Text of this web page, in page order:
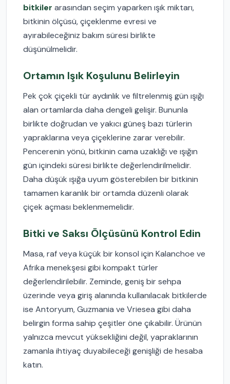
bitkiler arasından seçim yaparken ışık miktarı,
bitkinin ölçüsü, çiçeklenme evresi ve
ayırabileceğiniz bakım süresi birlikte
düşünülmelidir.
Ortamın Işık Koşulunu Belirleyin
Pek çok çiçekli tür aydınlık ve filtrelenmiş gün ışığı
alan ortamlarda daha dengeli gelişir. Bununla
birlikte doğrudan ve yakıcı güneş bazı türlerin
yapraklarına veya çiçeklerine zarar verebilir.
Pencerenin yönü, bitkinin cama uzaklığı ve ışığın
gün içindeki süresi birlikte değerlendirilmelidir.
Daha düşük ışığa uyum gösterebilen bir bitkinin
tamamen karanlık bir ortamda düzenli olarak
çiçek açması beklenmemelidir.
Bitki ve Saksı Ölçüsünü Kontrol Edin
Masa, raf veya küçük bir konsol için Kalanchoe ve
Afrika menekşesi gibi kompakt türler
değerlendirilebilir. Zeminde, geniş bir sehpa
üzerinde veya giriş alanında kullanılacak bitkilerde
ise Antoryum, Guzmania ve Vriesea gibi daha
belirgin forma sahip çeşitler öne çıkabilir. Ürünün
yalnızca mevcut yüksekliğini değil, yapraklarının
zamanla ihtiyaç duyabileceği genişliği de hesaba
katın.